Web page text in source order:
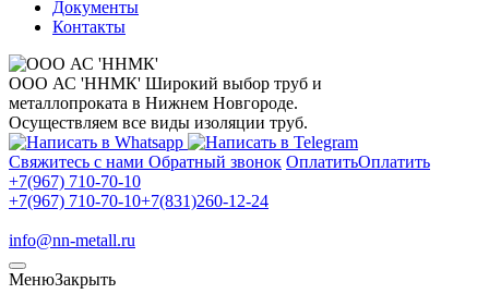
Документы
Контакты
ООО АС 'ННМК' Широкий выбор труб и
металлопроката в Нижнем Новгороде.
Осуществляем все виды изоляции труб.
Свяжитесь с нами Обратный звонок ОплатитьОплатить
+7(967) 710-70-10
+7(967) 710-70-10+7(831)260-12-24
info@nn-metall.ru
МенюЗакрыть